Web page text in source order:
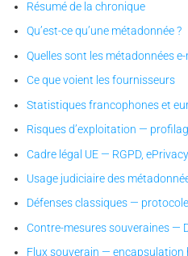
Résumé de la chronique
Qu’est-ce qu’une métadonnée ?
Quelles sont les métadonnées
Ce que voient les fournisseurs
Statistiques francophones et
Risques d’exploitation —
Cadre légal UE — RGPD,
Usage judiciaire des
Défenses classiques —
Contre-mesures souveraines —
Flux souverain — encapsulation